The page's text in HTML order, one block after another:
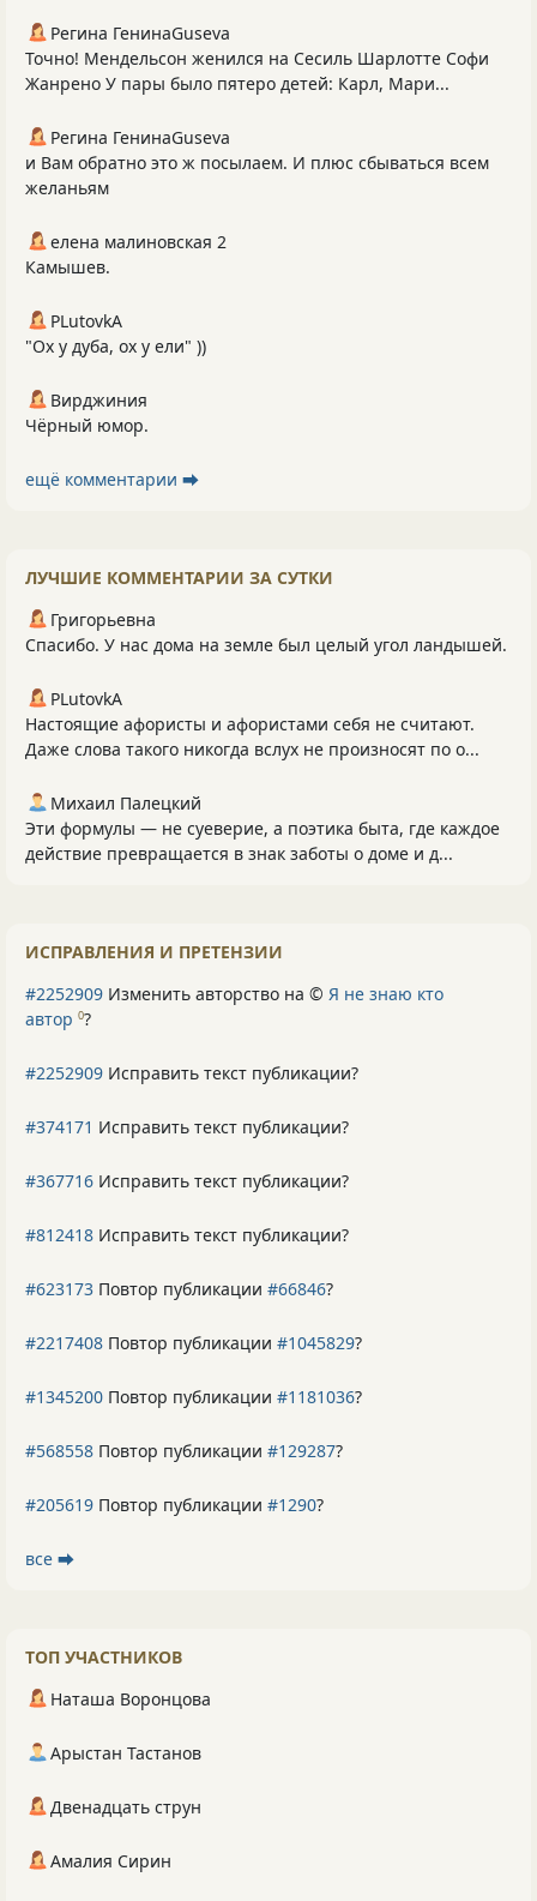
Регина ГенинаGuseva
Точно! Мендельсон женился на Сесиль Шарлотте Софи
Жанрено У пары было пятеро детей: Карл, Мари...
Регина ГенинаGuseva
и Вам обратно это ж посылаем. И плюс сбываться всем
желаньям
елена малиновская 2
Камышев.
PLutоvkА
"Ох у дуба, ох у ели" ))
Вирджиния
Чёрный юмор.
ещё комментарии ⮕
ЛУЧШИЕ КОММЕНТАРИИ ЗА СУТКИ
Григорьевна
Спасибо. У нас дома на земле был целый угол ландышей.
PLutоvkА
Настоящие афористы и афористами себя не считают.
Даже слова такого никогда вслух не произносят по о...
Михаил Палецкий
Эти формулы — не суеверие, а поэтика быта, где каждое
действие превращается в знак заботы о доме и д...
ИСПРАВЛЕНИЯ И ПРЕТЕНЗИИ
#2252909 Изменить авторство на © Я не знаю кто
автор 0?
#2252909 Исправить текст публикации?
#374171 Исправить текст публикации?
#367716 Исправить текст публикации?
#812418 Исправить текст публикации?
#623173 Повтор публикации #66846?
#2217408 Повтор публикации #1045829?
#1345200 Повтор публикации #1181036?
#568558 Повтор публикации #129287?
#205619 Повтор публикации #1290?
все ⮕
ТОП УЧАСТНИКОВ
Наташа Воронцова
Арыстан Тастанов
Двенадцать струн
Амалия Сирин